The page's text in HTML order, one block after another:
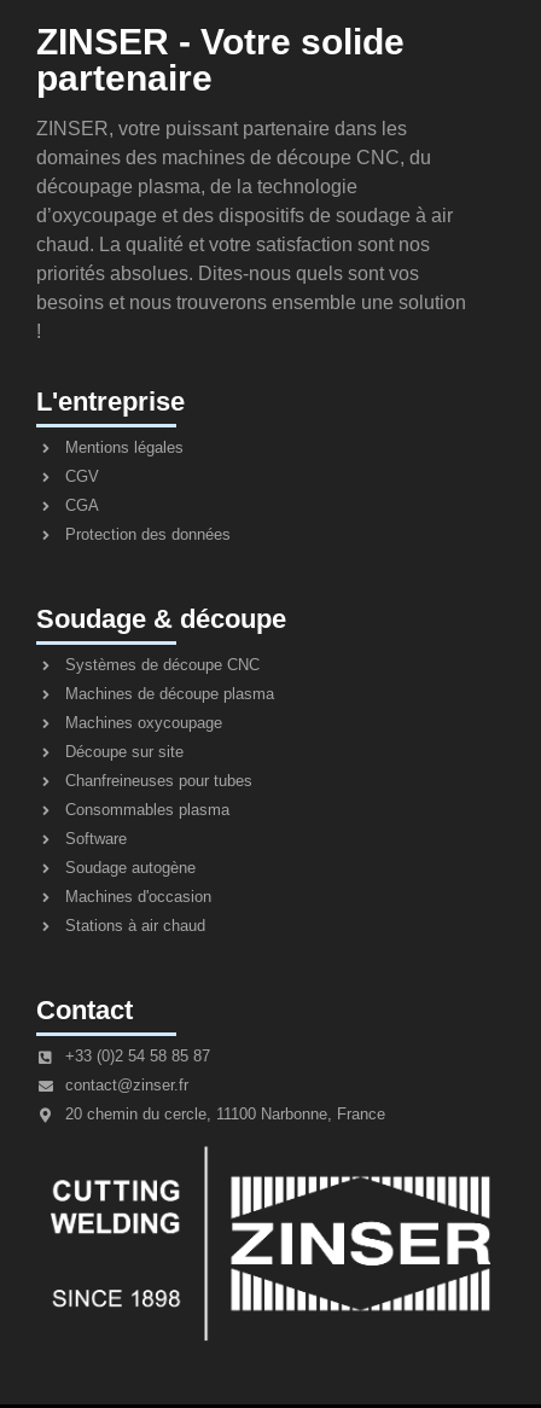
ZINSER - Votre solide
partenaire
ZINSER, votre puissant partenaire dans les
domaines des machines de découpe CNC, du
découpage plasma, de la technologie
d’oxycoupage et des dispositifs de soudage à air
chaud. La qualité et votre satisfaction sont nos
priorités absolues. Dites-nous quels sont vos
besoins et nous trouverons ensemble une solution
!
L'entreprise
Mentions légales
CGV
CGA
Protection des données
Soudage & découpe
Systèmes de découpe CNC
Machines de découpe plasma
Machines oxycoupage
Découpe sur site
Chanfreineuses pour tubes
Consommables plasma
Software
Soudage autogène
Machines d'occasion
Stations à air chaud
Contact
+33 (0)2 54 58 85 87
contact@zinser.fr
20 chemin du cercle, 11100 Narbonne, France